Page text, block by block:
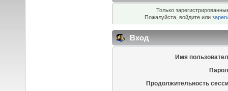
Только
Пожалуйста, войдите или
Вход
Имя
Продолжительность